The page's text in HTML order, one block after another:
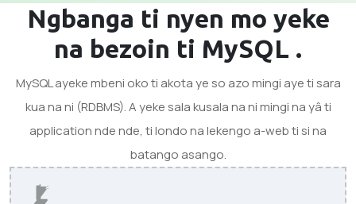
Ngbanga ti nyen mo yeke
na bezoin ti MySQL .
MySQL ayeke mbeni oko ti akota ye so azo mingi aye ti sara
kua na ni (RDBMS). A yeke sala kusala na ni mingi na yâ ti
application nde nde, ti londo na lekengo a-web ti si na
batango asango.